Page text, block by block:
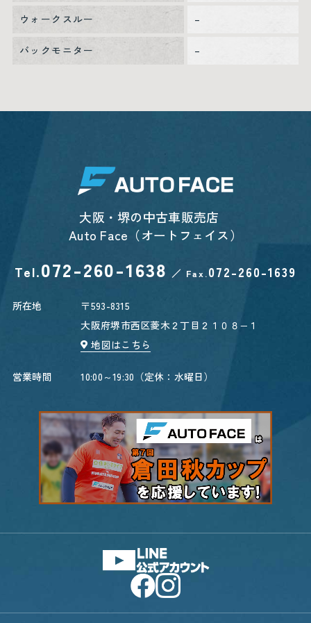
ウォークスルー –
バックモニター –
大阪・堺の中古車販売店
Auto Face（オートフェイス）
Tel.072-260-1638 ／ Fax.072-260-1639
所在地
〒593-8315
大阪府堺市西区菱木２丁目２１０８−１
地図はこちら
営業時間 10:00～19:30（定休：水曜日）